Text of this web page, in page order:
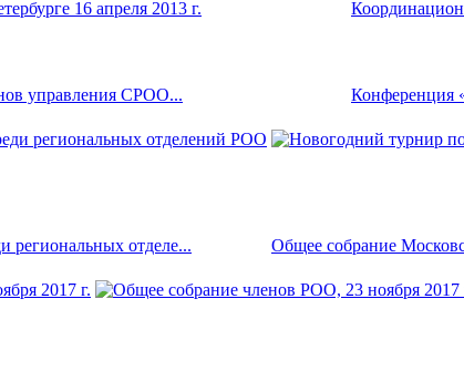
управления СРОО... Конференция
региональных отделе... Общее собрание